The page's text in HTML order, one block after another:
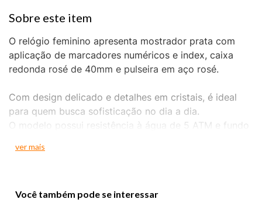
O relógio feminino apresenta mostrador prata com
aplicação de marcadores numéricos e index, caixa
redonda rosé de 40mm e pulseira em aço rosé.
Com design delicado e detalhes em cristais, é ideal
para quem busca sofisticação no dia a dia.
O modelo possui resistência à água de 5 ATM e fundo
Acompanha pulseira com pingente em formato de
ver mais
Você também pode se interessar